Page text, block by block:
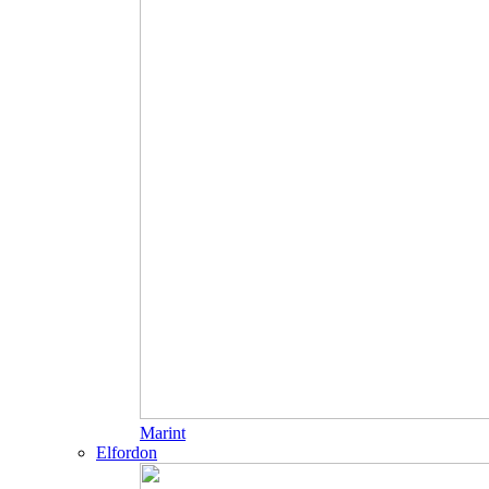
Marint
Elfordon